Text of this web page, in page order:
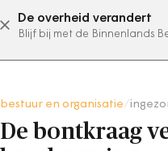
De overheid verandert
Blijf bij met de Binnenlands
bestuur en organisatie
De bontkraag